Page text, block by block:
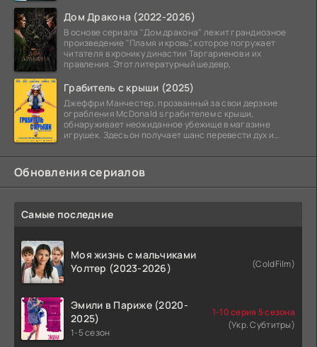
Дом Дракона (2022-2026)
В основе сериала "Дом дракона" лежит грандиозное
произведение "Пламя и кровь", которое погружает
читателя в хронику династии Таргариенов и их
правления. Этот литературный шедевр,
Грабитель с крыши (2025)
Джеффри Манчестер, прозванный за свои дерзкие
ограбления McDonald s грабителем с крыши,
обнаруживает неожиданное убежище в магазине
игрушек. Здесь он получает шанс перевести дух и
Обновления сериалов
Самые последние
Моя жизнь с мальчиками
Уолтер (2023-2026)
(ColdFilm)
Эмили в Париже (2020-
2025)
1-5 сезон
1-10 серия 5 сезона
(Укр. Субтитры)